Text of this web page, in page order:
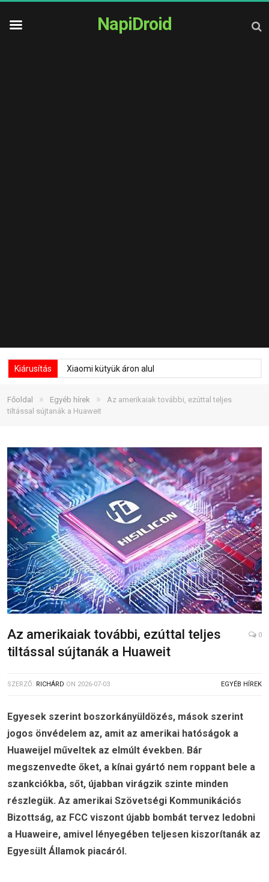
NapiDroid
Kiárusítás Xiaomi kütyük áron alul
Főoldal » Egyéb hírek »
Az amerikaiak további, ezúttal teljes
tiltással sújtanák a Huaweit
Az amerikaiak további, ezúttal teljes
tiltással sújtanák a Huaweit
0
SZERZŐ: RICHÁRD ON 2026-07-03 EGYÉB HÍREK
Egyesek szerint boszorkányüldözés, mások szerint
jogos önvédelem az, amit az amerikai hatóságok a
Huaweijel műveltek az elmúlt években. Bár
megszenvedte őket, a kínai gyártó nem roppant bele a
szankciókba, sőt, újabban virágzik szinte minden
részlegük. Az amerikai Szövetségi Kommunikációs
Bizottság, az FCC viszont újabb bombát tervez ledobni
a Huaweire, amivel lényegében teljesen kiszorítanák az
Egyesült Államok piacáról.